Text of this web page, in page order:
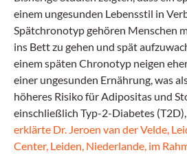
einem ungesunden Lebensstil in
Spätchronotyp gehören Menschen
ins Bett zu gehen und spät
einem späten Chronotyp neigen
einer ungesunden Ernährung, was
höheres Risiko für Adipositas und
einschließlich Typ-2-Diabetes
erklärte Dr. Jeroen van der Velde,
Center, Leiden, Niederlande, im